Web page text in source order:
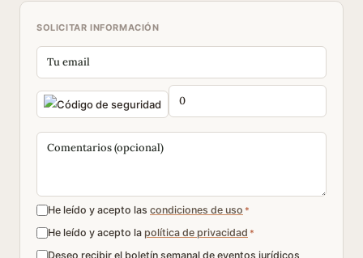
SOLICITAR INFORMACIÓN
He leído y acepto las condiciones de uso *
He leído y acepto la política de privacidad *
Deseo recibir el boletín semanal de eventos jurídicos